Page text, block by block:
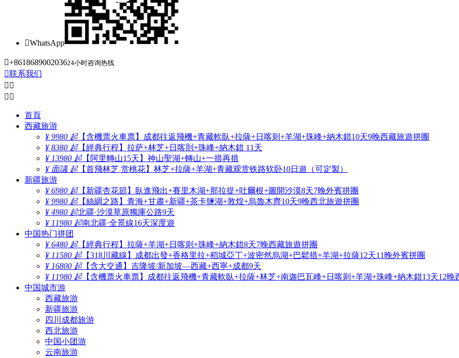
WhatsApp
+861868900203624小时咨询热线
联系我们
 
 
首頁
西藏旅游
¥ 9980 起【含機票火車票】成都往返飛機+青藏軟臥+拉薩+日喀则+羊湖+珠峰+納木錯10天9晚西藏旅遊拼團
¥ 8380 起【經典行程】拉萨+林芝+日喀則+珠峰+納木錯 11天
¥ 13980 起【阿里轉山15天】神山聖湖+轉山+一措再措
¥ 面議 起【首飛林芝 赏桃花】林芝+拉薩+羊湖+青藏观赏铁路软卧10日遊（可定製）
新疆旅游
¥ 6980 起【新疆杏花節】臥進飛出+賽里木湖+那拉提+吐爾根+圖開沙漠8天7晚外賓拼團
¥ 9980 起【絲綢之路】青海+甘肅+新疆+茶卡鹽湖+敦煌+烏魯木齊10天9晚西北旅遊拼團
¥ 4980 起北疆·沙漠草原獨庫公路9天
¥ 11980 起南北疆·全景線16天深度遊
中国热门拼团
¥ 6480 起【經典行程】拉薩+羊湖+日喀则+珠峰+納木錯8天7晚西藏旅遊拼團
¥ 11580 起【318川藏線】成都出發+香格里拉+稻城亞丁+波密然烏湖+巴鬆措+羊湖+拉薩12天11晚外賓拼團
¥ 16800 起【含大交通】吉隆坡/新加坡—西藏+西寧+成都9天
¥ 11980 起【含機票火車票】成都往返飛機+青藏軟臥+拉薩+林芝+南迦巴瓦峰+日喀则+羊湖+珠峰+納木錯13天12晚
中国城市游
西藏旅游
新疆旅游
四川成都旅游
西北旅游
中国小团游
云南旅游